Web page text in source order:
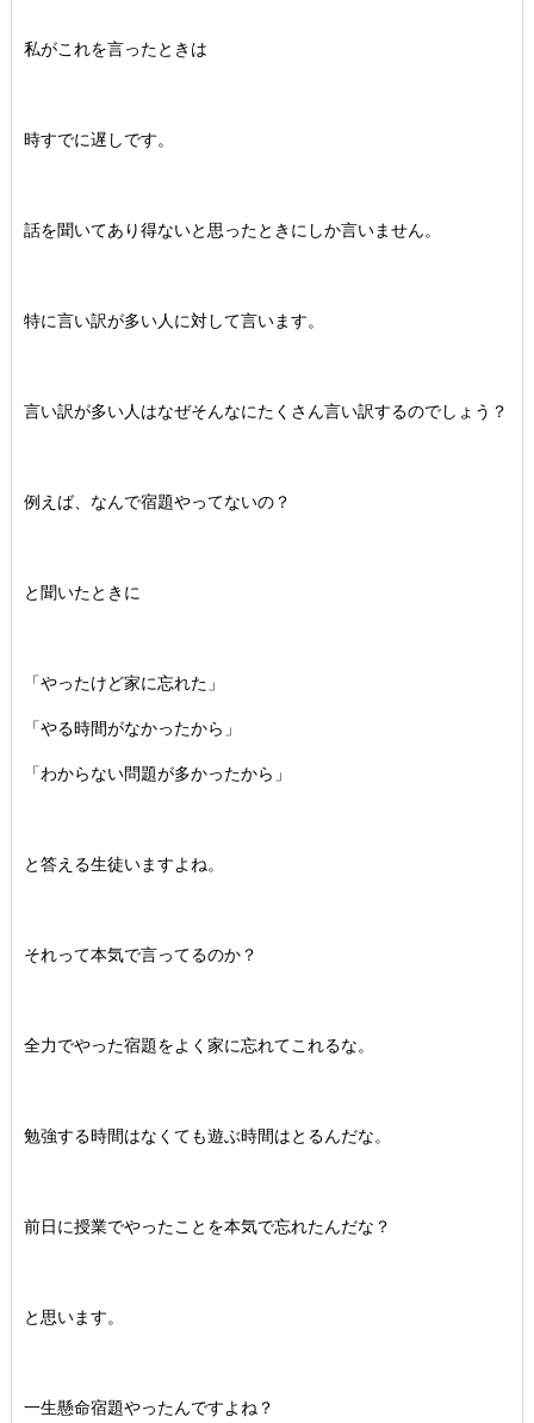
私がこれを言ったときは
時すでに遅しです。
話を聞いてあり得ないと思ったときにしか言いません。
特に言い訳が多い人に対して言います。
言い訳が多い人はなぜそんなにたくさん言い訳するのでしょう？
例えば、なんで宿題やってないの？
と聞いたときに
「やったけど家に忘れた」
「やる時間がなかったから」
「わからない問題が多かったから」
と答える生徒いますよね。
それって本気で言ってるのか？
全力でやった宿題をよく家に忘れてこれるな。
勉強する時間はなくても遊ぶ時間はとるんだな。
前日に授業でやったことを本気で忘れたんだな？
と思います。
一生懸命宿題やったんですよね？